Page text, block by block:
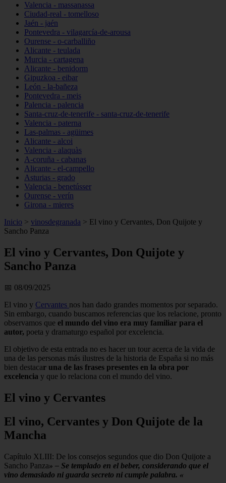
Valencia - massanassa
Ciudad-real - tomelloso
Jaén - jaén
Pontevedra - vilagarcía-de-arousa
Ourense - o-carballiño
Alicante - teulada
Murcia - cartagena
Alicante - benidorm
Gipuzkoa - eibar
León - la-bañeza
Pontevedra - meis
Palencia - palencia
Santa-cruz-de-tenerife - santa-cruz-de-tenerife
Valencia - paterna
Las-palmas - agüimes
Alicante - alcoi
Valencia - alaquàs
A-coruña - cabanas
Alicante - el-campello
Asturias - grado
Valencia - benetússer
Ourense - verín
Girona - mieres
Inicio > vinosdegranada > El vino y Cervantes, Don Quijote y
Sancho Panza
El vino y Cervantes, Don Quijote y
Sancho Panza
📅 08/09/2025
El vino y Cervantes nos han dado grandes momentos por separado.
Sin embargo, cuando buscamos referencias que los relacione, pronto
observamos que el mundo del vino era muy familiar para el
autor, poeta y dramaturgo español por excelencia.
El objetivo de esta entrada no es hacer un tour acerca de la vida de
una de las personas más ilustres de la historia de España si no más
bien destacar una de las frases presentes en la obra por
excelencia y que lo relaciona con el mundo del vino.
El vino y Cervantes
El vino, Cervantes y Don Quijote de la
Mancha
Capítulo XLIII: De los consejos segundos que dio Don Quijote a
Sancho Panza» – Se templado en el beber, considerando que el
vino demasiado ni guarda secreto ni cumple palabra. «